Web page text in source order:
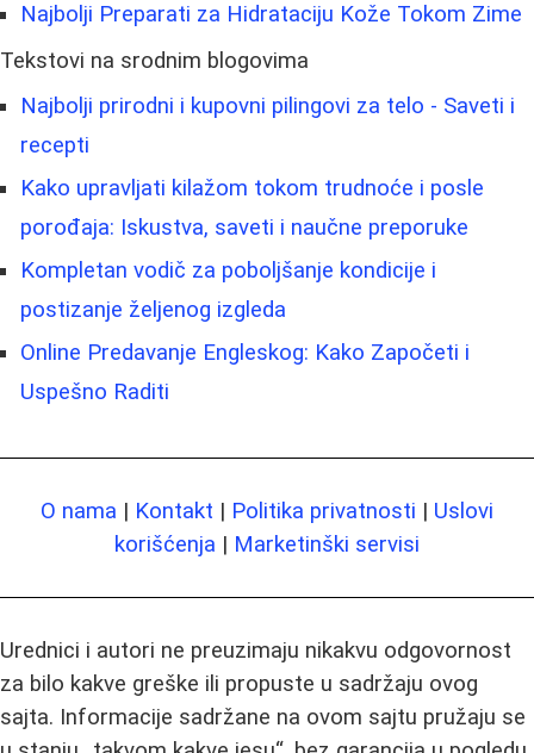
Najbolji Preparati za Hidrataciju Kože Tokom Zime
Tekstovi na srodnim blogovima
Najbolji prirodni i kupovni pilingovi za telo - Saveti i
recepti
Kako upravljati kilažom tokom trudnoće i posle
porođaja: Iskustva, saveti i naučne preporuke
Kompletan vodič za poboljšanje kondicije i
postizanje željenog izgleda
Online Predavanje Engleskog: Kako Započeti i
Uspešno Raditi
O nama | Kontakt | Politika privatnosti | Uslovi
korišćenja | Marketinški servisi
Urednici i autori ne preuzimaju nikakvu odgovornost
za bilo kakve greške ili propuste u sadržaju ovog
sajta. Informacije sadržane na ovom sajtu pružaju se